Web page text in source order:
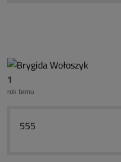
1
rok temu
555